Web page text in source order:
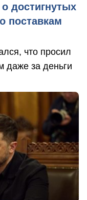
достигнутых
поставкам
что просил
даже за деньги